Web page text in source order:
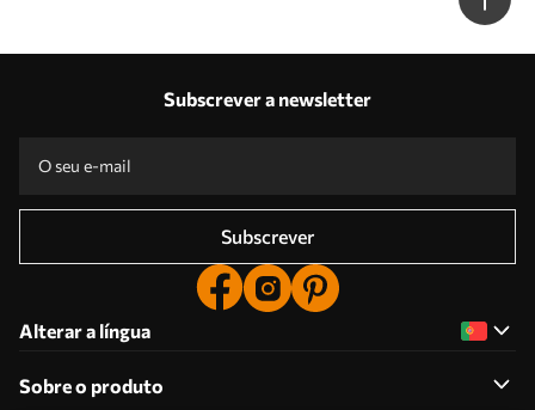
Subscrever a newsletter
Subscrever
Alterar a língua
Sobre o produto